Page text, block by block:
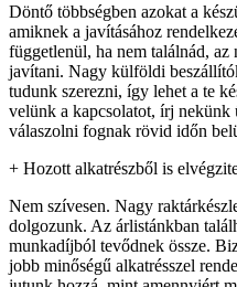
Döntő többségben azokat a
amiknek a javításához
függetlenül, ha nem találnád,
javítani. Nagy külföldi
tudunk szerezni, így lehet a te
velünk a kapcsolatot, írj nekünk
válaszolni fognak rövid időn
+ Hozott alkatrészből is
Nem szívesen. Nagy
dolgozunk. Az árlistánkban
munkadíjból tevődnek össze.
jobb minőségű alkatrésszel